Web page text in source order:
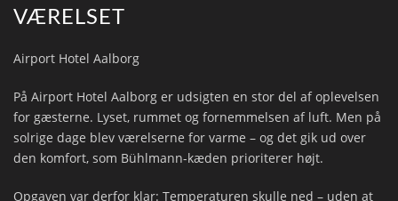
VÆRELSET
Airport Hotel Aalborg
På Airport Hotel Aalborg er udsigten en stor del af oplevelsen
for gæsterne. Lyset, rummet og fornemmelsen af luft. Men på
solrige dage blev værelserne for varme – og det gik ud over
den komfort, som Bühlmann-kæden prioriterer højt.
Opgaven var derfor klar: Temperaturen skulle ned – uden at